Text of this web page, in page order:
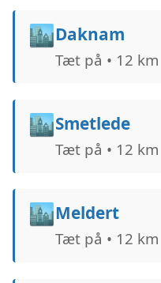
🏙️Daknam
Tæt på • 12 km
🏙️Smetlede
Tæt på • 12 km
🏙️Meldert
Tæt på • 12 km